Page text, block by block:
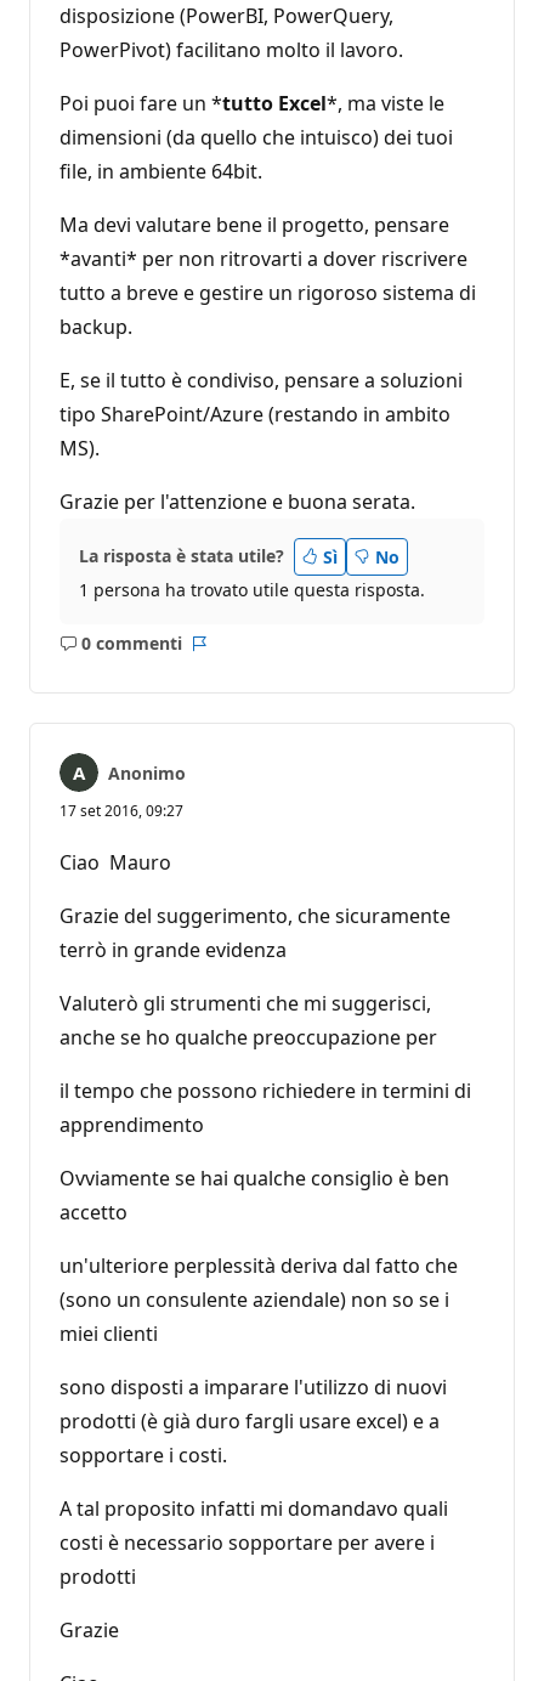
disposizione (PowerBI, PowerQuery,
PowerPivot) facilitano molto il lavoro.
Poi puoi fare un *tutto Excel*, ma viste le
dimensioni (da quello che intuisco) dei tuoi
file, in ambiente 64bit.
Ma devi valutare bene il progetto, pensare
*avanti* per non ritrovarti a dover riscrivere
tutto a breve e gestire un rigoroso sistema di
backup.
E, se il tutto è condiviso, pensare a soluzioni
tipo SharePoint/Azure (restando in ambito
MS).
Grazie per l'attenzione e buona serata.
La risposta è stata utile? Sì
No
1 persona ha trovato utile questa risposta.
0 commenti
Nessun
Anonimo
17 set 2016, 09:27
Ciao Mauro
Grazie del suggerimento, che sicuramente
terrò in grande evidenza
Valuterò gli strumenti che mi suggerisci,
anche se ho qualche preoccupazione per
il tempo che possono richiedere in termini di
apprendimento
Ovviamente se hai qualche consiglio è ben
accetto
un'ulteriore perplessità deriva dal fatto che
(sono un consulente aziendale) non so se i
miei clienti
sono disposti a imparare l'utilizzo di nuovi
prodotti (è già duro fargli usare excel) e a
sopportare i costi.
A tal proposito infatti mi domandavo quali
costi è necessario sopportare per avere i
prodotti
Grazie